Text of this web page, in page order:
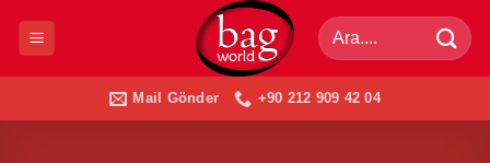
Ara:
Mail Gönder +90 212 909 42 04